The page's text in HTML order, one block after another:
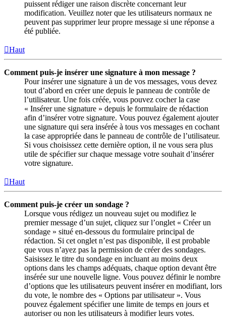
puissent rédiger une raison discrète concernant leur
modification. Veuillez noter que les utilisateurs normaux ne
peuvent pas supprimer leur propre message si une réponse a
été publiée.
Haut
Comment puis-je insérer une signature à mon message ?
Pour insérer une signature à un de vos messages, vous devez
tout d’abord en créer une depuis le panneau de contrôle de
l’utilisateur. Une fois créée, vous pouvez cocher la case
« Insérer une signature » depuis le formulaire de rédaction
afin d’insérer votre signature. Vous pouvez également ajouter
une signature qui sera insérée à tous vos messages en cochant
la case appropriée dans le panneau de contrôle de l’utilisateur.
Si vous choisissez cette dernière option, il ne vous sera plus
utile de spécifier sur chaque message votre souhait d’insérer
votre signature.
Haut
Comment puis-je créer un sondage ?
Lorsque vous rédigez un nouveau sujet ou modifiez le
premier message d’un sujet, cliquez sur l’onglet « Créer un
sondage » situé en-dessous du formulaire principal de
rédaction. Si cet onglet n’est pas disponible, il est probable
que vous n’ayez pas la permission de créer des sondages.
Saisissez le titre du sondage en incluant au moins deux
options dans les champs adéquats, chaque option devant être
insérée sur une nouvelle ligne. Vous pouvez définir le nombre
d’options que les utilisateurs peuvent insérer en modifiant, lors
du vote, le nombre des « Options par utilisateur ». Vous
pouvez également spécifier une limite de temps en jours et
autoriser ou non les utilisateurs à modifier leurs votes.